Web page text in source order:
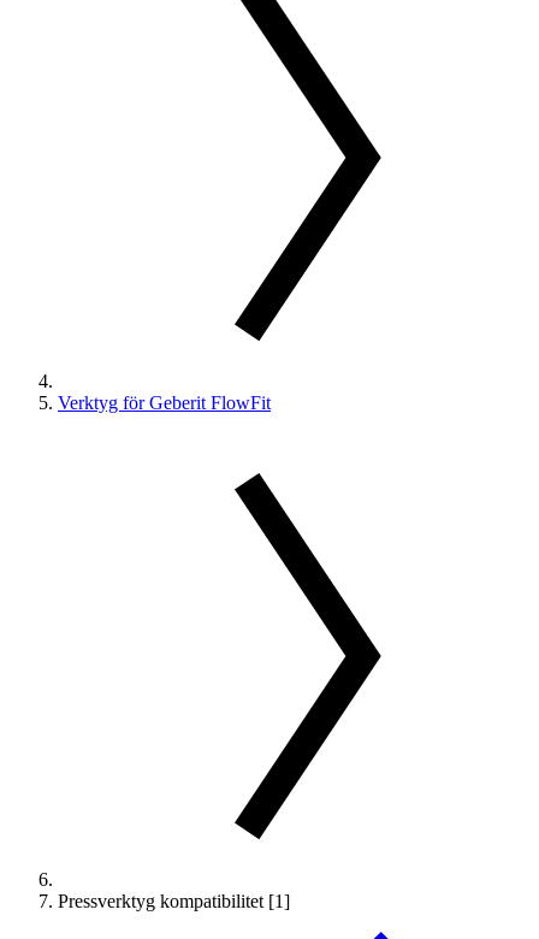
Verktyg för Geberit FlowFit
Pressverktyg kompatibilitet [1]